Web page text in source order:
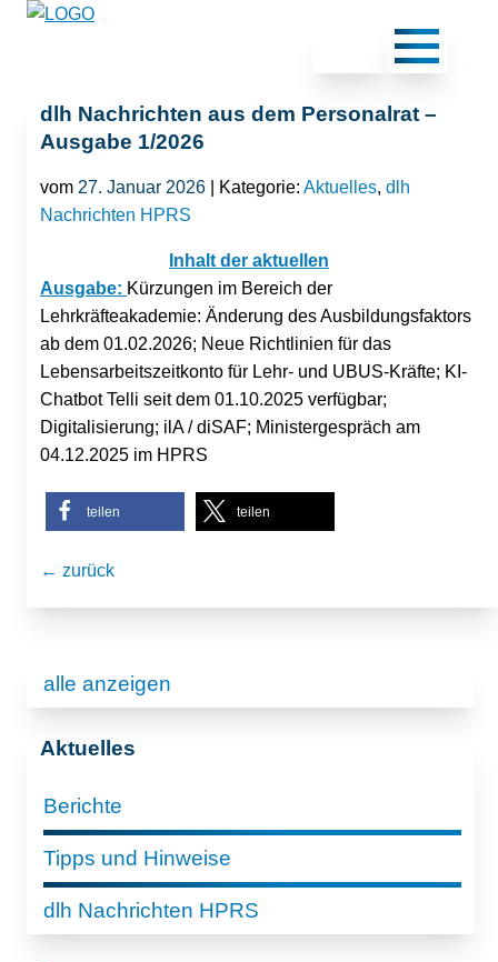
dlh Nachrichten aus dem Personalrat –
Ausgabe 1/2026
vom 27. Januar 2026 | Kategorie: Aktuelles, dlh
Nachrichten HPRS
Inhalt der aktuellen
Ausgabe: Kürzungen im Bereich der
Lehrkräfteakademie: Änderung des Ausbildungsfaktors
ab dem 01.02.2026; Neue Richtlinien für das
Lebensarbeitszeitkonto für Lehr- und UBUS-Kräfte; KI-
Chatbot Telli seit dem 01.10.2025 verfügbar;
Digitalisierung; ilA / diSAF; Ministergespräch am
04.12.2025 im HPRS
teilen teilen
← zurück
alle anzeigen
Aktuelles
Berichte
Tipps und Hinweise
dlh Nachrichten HPRS